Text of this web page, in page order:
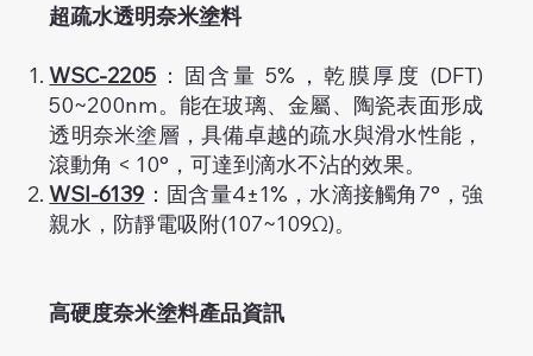
超疏水透明奈米塗料
WSC-2205 ：固含量 5%，乾膜厚度 (DFT)
50~200nm。能在玻璃、金屬、陶瓷表面形成
透明奈米塗層，具備卓越的疏水與滑水性能，
滾動角 < 10°，可達到滴水不沾的效果。
WSI-6139 ：固含量4±1%，水滴接觸角7°，強
親水，防靜電吸附(107~109Ω)。
高硬度奈米塗料產品資訊